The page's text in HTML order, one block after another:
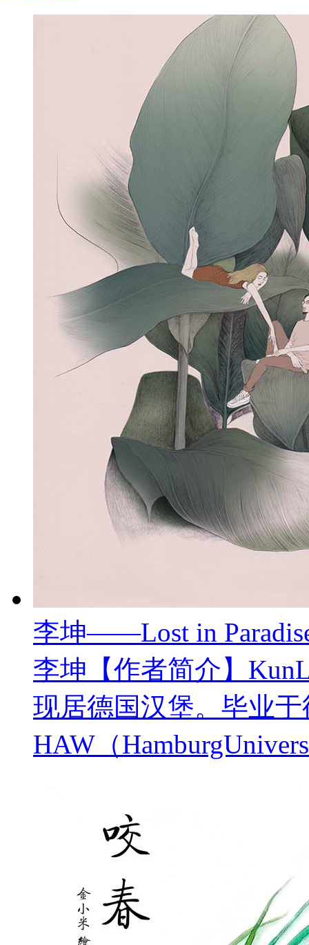
李坤——Lost in
李坤【作者简介】
现居德国汉堡。毕业
HAW（